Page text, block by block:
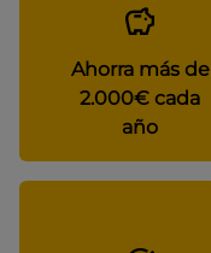
Ahorra más de
2.000€ cada
año